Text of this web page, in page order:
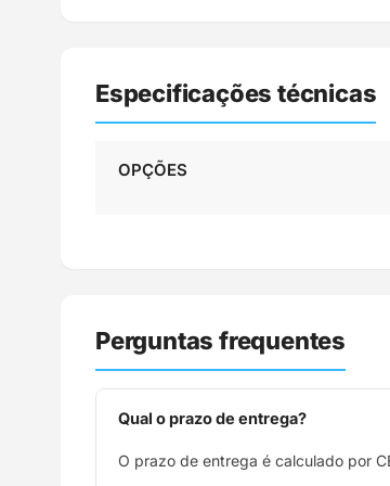
Especificações técnicas
OPÇÕES
Perguntas frequentes
Qual o prazo de entrega?
O prazo de entrega é calculado por